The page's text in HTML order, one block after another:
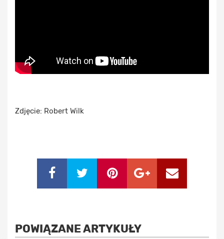
Zdjęcie: Robert Wilk
POWIĄZANE ARTYKUŁY